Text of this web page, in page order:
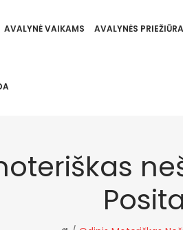
AVALYNĖ VAIKAMS AVALYNĖS PRIEŽIŪRA